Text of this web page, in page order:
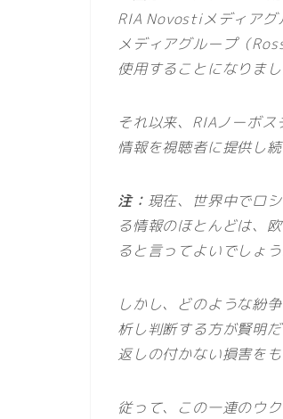
RIA Novostiメディアグ
メディアグループ（
使用することになりまし
それ以来、RIAノーボ
情報を視聴者に提供し
注： 現在、世界中でロ
る情報のほとんどは、
ると言ってよいでしょ
しかし、どのような紛
析し判断する方が賢明
返しの付かない損害を
従って、この一連のウ